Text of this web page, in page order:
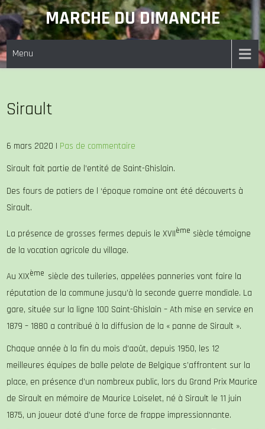
Skip
to
content
MARCHE DU DIMANCHE
Menu
Sirault
6 mars 2020 | Pas de commentaire
Sirault fait partie de l’entité de Saint-Ghislain.
Des fours de potiers de l ‘époque romaine ont été découverts à
Sirault.
La présence de grosses fermes depuis le XVIIème siècle témoigne
de la vocation agricole du village.
Au XIXème siècle des tuileries, appelées panneries vont faire la
réputation de la commune jusqu’à la seconde guerre mondiale. La
gare, située sur la ligne 100 Saint-Ghislain – Ath mise en service en
1879 – 1880 a contribué à la diffusion de la « panne de Sirault ».
Chaque année à la fin du mois d’août, depuis 1950, les 12
meilleures équipes de balle pelote de Belgique s’affrontent sur la
place, en présence d’un nombreux public, lors du Grand Prix Maurice
de Sirault en mémoire de Maurice Loiselet, né à Sirault le 11 juin
1875, un joueur doté d’une force de frappe impressionnante.